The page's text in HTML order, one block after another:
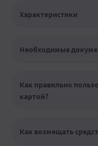
Характеристики
Необходимые
Как правильно
картой?
Как возмещать